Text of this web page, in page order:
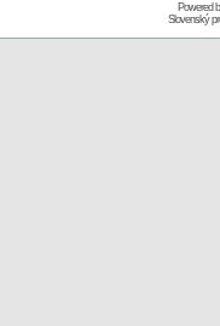
Powered
Slovenský